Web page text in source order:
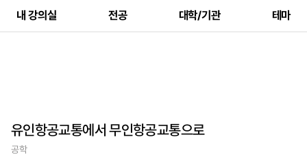
내 강의실 전공 대학/기관 테마
유인항공교통에서 무인항공교통으로
공학